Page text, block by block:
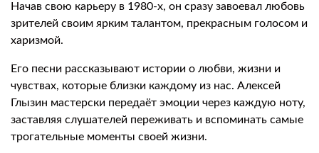
Начав свою карьеру в 1980-х, он сразу завоевал любовь
зрителей своим ярким талантом, прекрасным голосом и
харизмой.
Его песни рассказывают истории о любви, жизни и
чувствах, которые близки каждому из нас. Алексей
Глызин мастерски передаёт эмоции через каждую ноту,
заставляя слушателей переживать и вспоминать самые
трогательные моменты своей жизни.